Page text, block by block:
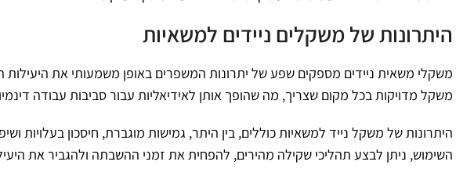
היתרונות של משקלים ניידים למשאיות
משקלי משאית ניידים מספקים שפע של יתרונות המשפרים באופן משמעותי את
משקל מדויקות בכל מקום שצריך, מה שהופך אותן לאידיאליות עבור סביבות עבודה
היתרונות של משקל נייד למשאיות כוללים, בין היתר, גמישות מוגברת, חיסכון
השימוש, ניתן לבצע תהליכי שקילה מהירים, להפחית את זמני ההשבתה ולהגביר את